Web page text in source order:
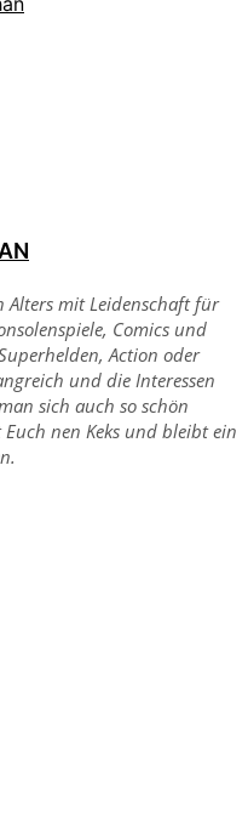
Alters mit Leidenschaft für
Comics und
Action oder
und die Interessen
sich auch so schön
nen Keks und bleibt ein